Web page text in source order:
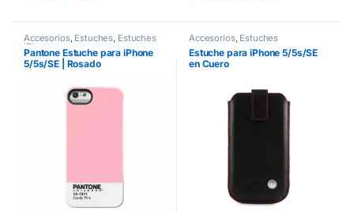
Accesorios, Estuches, Estuches
iPhone
Pantone Estuche para iPhone
5/5s/SE | Rosado
Accesorios, Estuches
Estuche para iPhone 5/5s/SE
en Cuero